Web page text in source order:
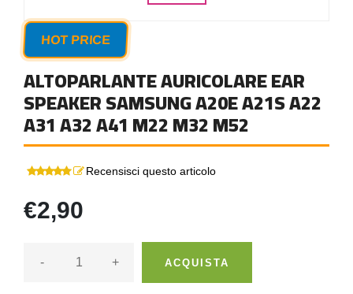
HOT PRICE
ALTOPARLANTE AURICOLARE EAR
SPEAKER SAMSUNG A20E A21S A22
A31 A32 A41 M22 M32 M52
Recensisci questo articolo
€2,90
- + ACQUISTA